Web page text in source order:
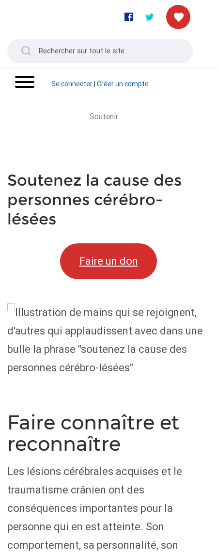
Se connecter| Créer un compte
Soutenir
Soutenez la cause des
personnes cérébro-
lésées
Faire un don
Faire connaître et
reconnaître
Les lésions cérébrales acquises et le
traumatisme crânien ont des
conséquences importantes pour la
personne qui en est atteinte. Son
comportement, sa personnalité, son